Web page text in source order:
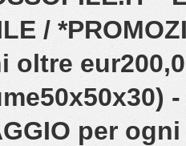
/
oltre
per